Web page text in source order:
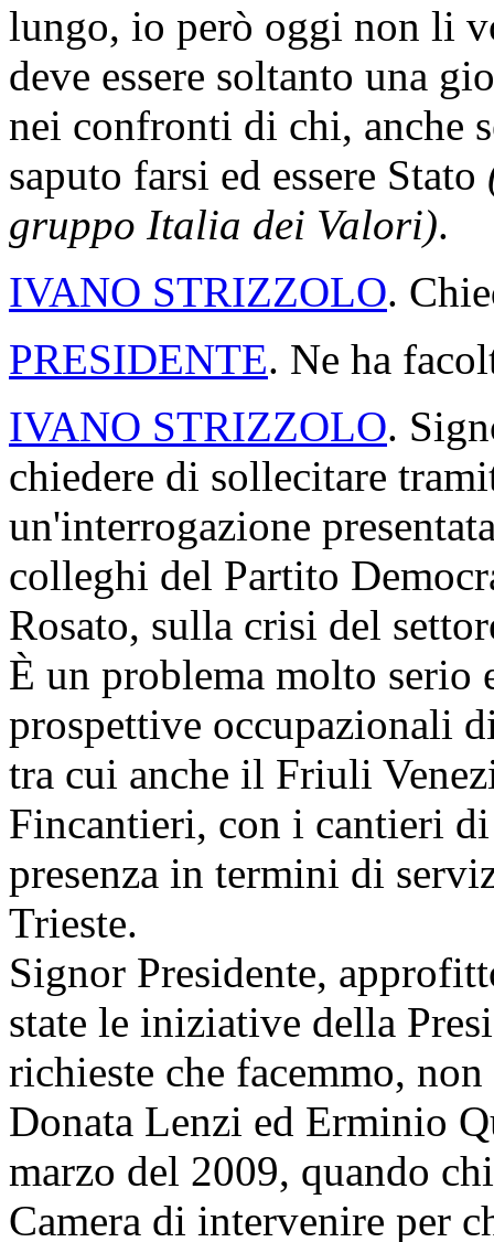
lungo, io però oggi non li
deve essere soltanto una
nei confronti di chi, anche
saputo farsi ed essere Stato
gruppo Italia dei Valori).
IVANO STRIZZOLO.
PRESIDENTE. Ne ha
IVANO STRIZZOLO.
chiedere di sollecitare
un'interrogazione
colleghi del Partito
Rosato, sulla crisi del
È un problema molto serio
prospettive occupazionali
tra cui anche il Friuli
Fincantieri, con i cantieri
presenza in termini di
Trieste.
Signor Presidente,
state le iniziative della
richieste che facemmo,
Donata Lenzi ed Erminio
marzo del 2009, quando
Camera di intervenire per